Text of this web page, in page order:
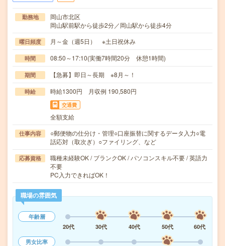
勤務地
岡山市北区
岡山駅前駅から徒歩2分／岡山駅から徒歩4分
曜日頻度 月～金（週5日） ※土日祝休み
時間 08:50～17:10(実働7時間20分 休憩1時間)
期間 【急募】即日～長期 ※8月～！
時給 時給1300円 月収例 190,580円
交通費
全額支給
仕事内容
○郵便物の仕分け・管理○口座振替に関するデータ入力○電
話応対（取次ぎ）○ファイリング、など
応募資格
職種未経験OK / ブランクOK / パソコンスキル不要 / 英語力
不要
PC入力できればOK！
職場の雰囲気
年齢層
20代
30代 40代 50代
60代
男女比率